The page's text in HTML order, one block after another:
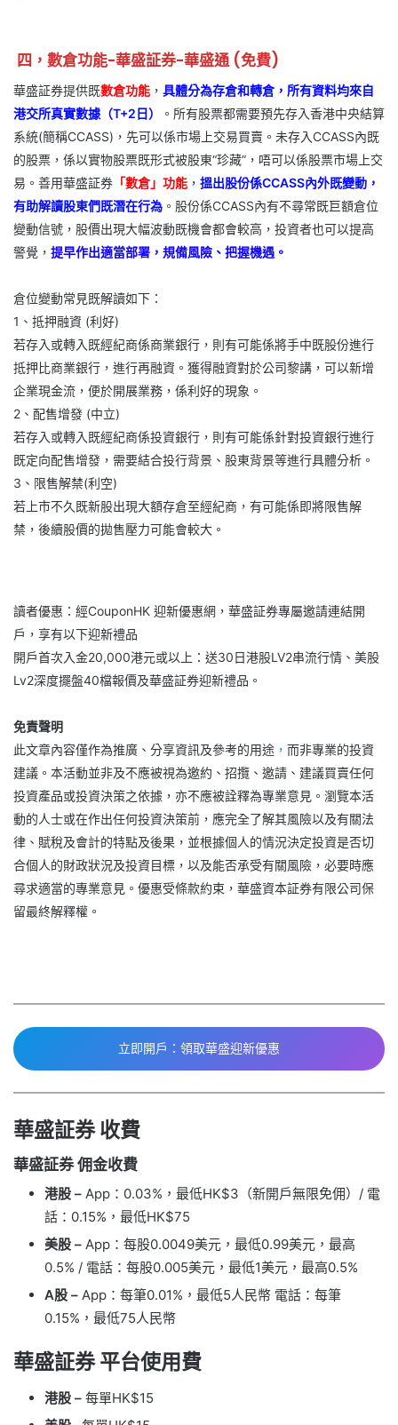
四，數倉功能-華盛証券-華盛通 (免費)
華盛証券提供既數倉功能 ， 具體分為存倉和轉倉，所有資料均來自
港交所真實數據（T+2日）
。所有股票都需要預先存入香港中央結算
系統(簡稱CCASS)，先可以係市場上交易買賣。未存入CCASS內既
的股票，係以實物股票既形式被股東“珍藏”，唔可以係股票市場上交
易。善用華盛証券 「數倉」功能 ， 搵出股份係CCASS內外既變動，
有助解讀股東們既潛在行為 。股份係CCASS內有不尋常既巨額倉位
變動信號，股價出現大幅波動既機會都會較高，投資者也可以提高
警覺， 提早作出適當部署，規備風險、把握機遇。
倉位變動常見既解讀如下：
1、抵押融資 (利好)
若存入或轉入既經紀商係商業銀行，則有可能係將手中既股份進行
抵押比商業銀行，進行再融資。獲得融資對於公司黎講，可以新增
企業現金流，便於開展業務，係利好的現象。
2、配售增發 (中立)
若存入或轉入既經紀商係投資銀行，則有可能係針對投資銀行進行
既定向配售增發，需要結合投行背景、股東背景等進行具體分析。
3、限售解禁(利空)
若上市不久既新股出現大額存倉至經紀商，有可能係即將限售解
禁，後續股價的拋售壓力可能會較大。
讀者優惠：經CouponHK 迎新優惠網，華盛証券專屬邀請連結開
戶，享有以下迎新禮品
開戶首次入金20,000港元或以上：送30日港股LV2串流行情、美股
Lv2深度擺盤40檔報價及華盛証券迎新禮品。
免責聲明
此文章內容僅作為推廣、分享資訊及參考的用途 ， 而非專業的投資
建議。本活動並非及不應被視為邀約、招攬、邀請、建議買賣任何
投資產品或投資決策之依據，亦不應被詮釋為專業意見。瀏覽本活
動的人士或在作出任何投資決策前，應完全了解其風險以及有關法
律、賦稅及會計的特點及後果，並根據個人的情況決定投資是否切
合個人的財政狀況及投資目標，以及能否承受有關風險，必要時應
尋求適當的專業意見。優惠受條款約束，華盛資本証券有限公司保
留最終解釋權。
立即開戶：領取華盛迎新優惠
華盛証券 收費
華盛証券 佣金收費
港股 – App：0.03%，最低HK$3（新開戶無限免佣）/ 電
話：0.15%，最低HK$75
美股 – App：每股0.0049美元，最低0.99美元，最高
0.5% / 電話：每股0.005美元，最低1美元，最高0.5%
A股 – App：每筆0.01%，最低5人民幣 電話：每筆
0.15%，最低75人民幣
華盛証券 平台使用費
港股 – 每單HK$15